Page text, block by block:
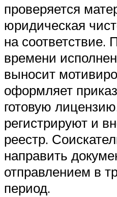
проверяется
юридическая
на соответствие.
времени
выносит
оформляет
готовую
регистрируют и
реестр.
направить
отправлением в
период.